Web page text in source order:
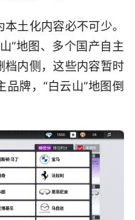
土化内容必不可少。
”地图、多个国产自主
档内侧，这些内容暂时
牌，“白云山”地图倒